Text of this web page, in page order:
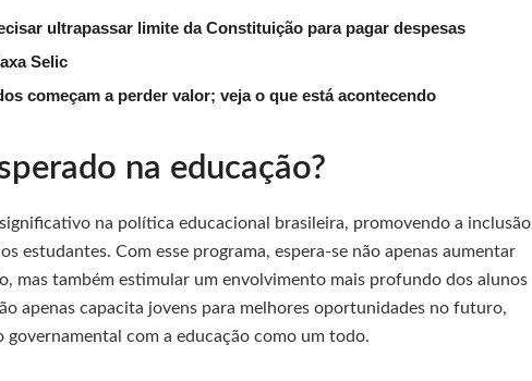
ultrapassar limite da Constituição para pagar despesas
Selic
começam a perder valor; veja o que está acontecendo
na educação?
na política educacional brasileira, promovendo a inclusão
estudantes. Com esse programa, espera-se não apenas aumentar
mas também estimular um envolvimento mais profundo dos alunos
apenas capacita jovens para melhores oportunidades no futuro,
com a educação como um todo.